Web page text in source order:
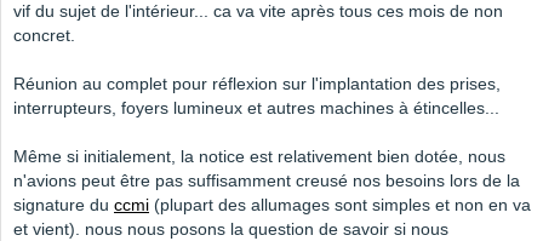
vif du sujet de l'intérieur... ca va vite après tous ces mois de non
concret.
Réunion au complet pour réflexion sur l'implantation des prises,
interrupteurs, foyers lumineux et autres machines à étincelles...
Même si initialement, la notice est relativement bien dotée, nous
n'avions peut être pas suffisamment creusé nos besoins lors de la
signature du ccmi (plupart des allumages sont simples et non en va
et vient). nous nous posons la question de savoir si nous